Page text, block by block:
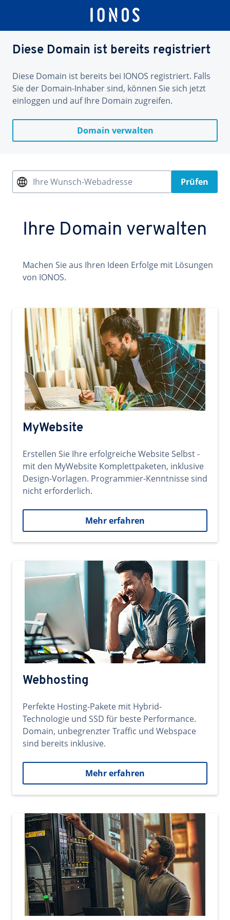
Diese Domain ist bereits registriert
Diese Domain ist bereits bei IONOS registriert. Falls
Sie der Domain-Inhaber sind, können Sie sich jetzt
einloggen und auf Ihre Domain zugreifen.
Domain verwalten
Ihre Wunsch-Webadresse Prüfen
Ihre Domain verwalten
Machen Sie aus Ihren Ideen Erfolge mit Lösungen
von IONOS.
MyWebsite
Erstellen Sie Ihre erfolgreiche Website Selbst -
mit den MyWebsite Komplettpaketen, inklusive
Design-Vorlagen. Programmier-Kenntnisse sind
nicht erforderlich.
Mehr erfahren
Webhosting
Perfekte Hosting-Pakete mit Hybrid-
Technologie und SSD für beste Performance.
Domain, unbegrenzter Traffic und Webspace
sind bereits inklusive.
Mehr erfahren